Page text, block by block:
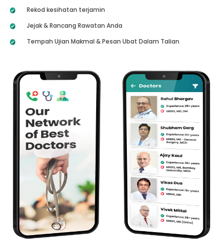
Rekod kesihatan terjamin
Jejak & Rancang Rawatan Anda
Tempah Ujian Makmal & Pesan Ubat Dalam Talian